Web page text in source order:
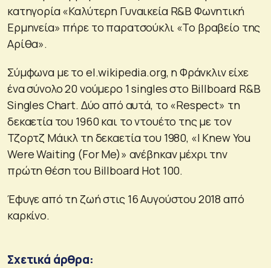
κατηγορία «Καλύτερη Γυναικεία R&B Φωνητική
Ερμηνεία» πήρε το παρατσούκλι «Το βραβείο της
Αρίθα».
Σύμφωνα με το el.wikipedia.org, η Φράνκλιν είχε
ένα σύνολο 20 νούμερο 1 singles στο Billboard R&B
Singles Chart. Δύο από αυτά, το «Respect» τη
δεκαετία του 1960 και το ντουέτο της με τον
Τζορτζ Μάικλ τη δεκαετία του 1980, «I Knew You
Were Waiting (For Me)» ανέβηκαν μέχρι την
πρώτη θέση του Billboard Hot 100.
Έφυγε από τη ζωή στις 16 Αυγούστου 2018 από
καρκίνο.
Σχετικά άρθρα: